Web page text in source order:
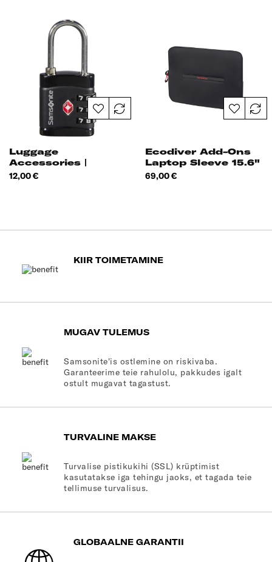
Luggage
Accessories |
Combilock 3 | Dial
Hind
12,00 €
Ecodiver Add-Ons
Laptop Sleeve 15.6"
Hind
69,00 €
KIIR TOIMETAMINE
MUGAV TULEMUS
Samsonite'is ostlemine on riskivaba.
Garanteerime teie rahulolu, pakkudes igalt
ostult mugavat tagastust.
TURVALINE MAKSE
Turvalise pistikukihi (SSL) krüptimist
kasutatakse iga tehingu jaoks, et tagada teie
tellimuse turvalisus.
GLOBAALNE GARANTII